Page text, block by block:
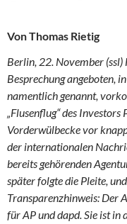
Von Thomas Rietig
Berlin, 22. November
Besprechung angeboten,
namentlich genannt,
„Flusenflug“ des
Vorderwülbecke vor
der internationalen
bereits gehörenden
später folgte die Pleite,
Transparenzhinweis: Der
für AP und dapd. Sie ist in